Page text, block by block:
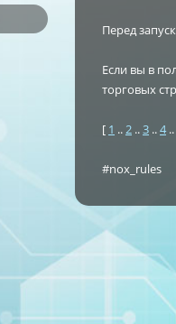
Перед
Если вы в
торговых
[ 1 ..2 ..3 ..4..
#nox_rules